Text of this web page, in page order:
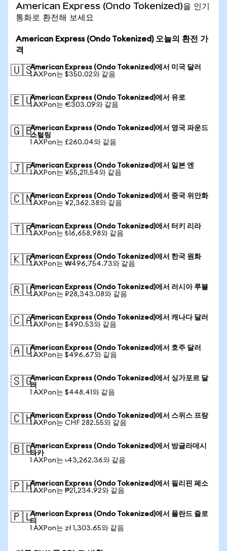
American Express (Ondo Tokenized)을 인기
통화로 환전해 보세요
American Express (Ondo Tokenized) 오늘의 환전 가
격
🇺🇸American Express (Ondo Tokenized)에서 미국 달러
1 AXPon는 $350.02와 같음
🇪🇺American Express (Ondo Tokenized)에서 유로
1 AXPon는 €303.09와 같음
🇬🇧American Express (Ondo Tokenized)에서 영국 파운드
스털링
1 AXPon는 £260.04와 같음
🇯🇵American Express (Ondo Tokenized)에서 일본 엔
1 AXPon는 ¥55,211.54와 같음
🇨🇳American Express (Ondo Tokenized)에서 중국 위안화
1 AXPon는 ¥2,362.38와 같음
🇹🇷American Express (Ondo Tokenized)에서 터키 리라
1 AXPon는 ₺16,658.98와 같음
🇰🇷American Express (Ondo Tokenized)에서 한국 원화
1 AXPon는 ₩496,754.73와 같음
🇷🇺American Express (Ondo Tokenized)에서 러시아 루블
1 AXPon는 ₽28,343.08와 같음
🇨🇦American Express (Ondo Tokenized)에서 캐나다 달러
1 AXPon는 $490.53와 같음
🇦🇺American Express (Ondo Tokenized)에서 호주 달러
1 AXPon는 $496.67와 같음
🇸🇬American Express (Ondo Tokenized)에서 싱가포르 달
러
1 AXPon는 $448.41와 같음
🇨🇭American Express (Ondo Tokenized)에서 스위스 프랑
1 AXPon는 CHF 282.55와 같음
🇧🇩American Express (Ondo Tokenized)에서 방글라데시
타카
1 AXPon는 ৳43,262.36와 같음
🇵🇭American Express (Ondo Tokenized)에서 필리핀 페소
1 AXPon는 ₱21,234.92와 같음
🇵🇱American Express (Ondo Tokenized)에서 폴란드 즐로
티
1 AXPon는 zł 1,303.65와 같음